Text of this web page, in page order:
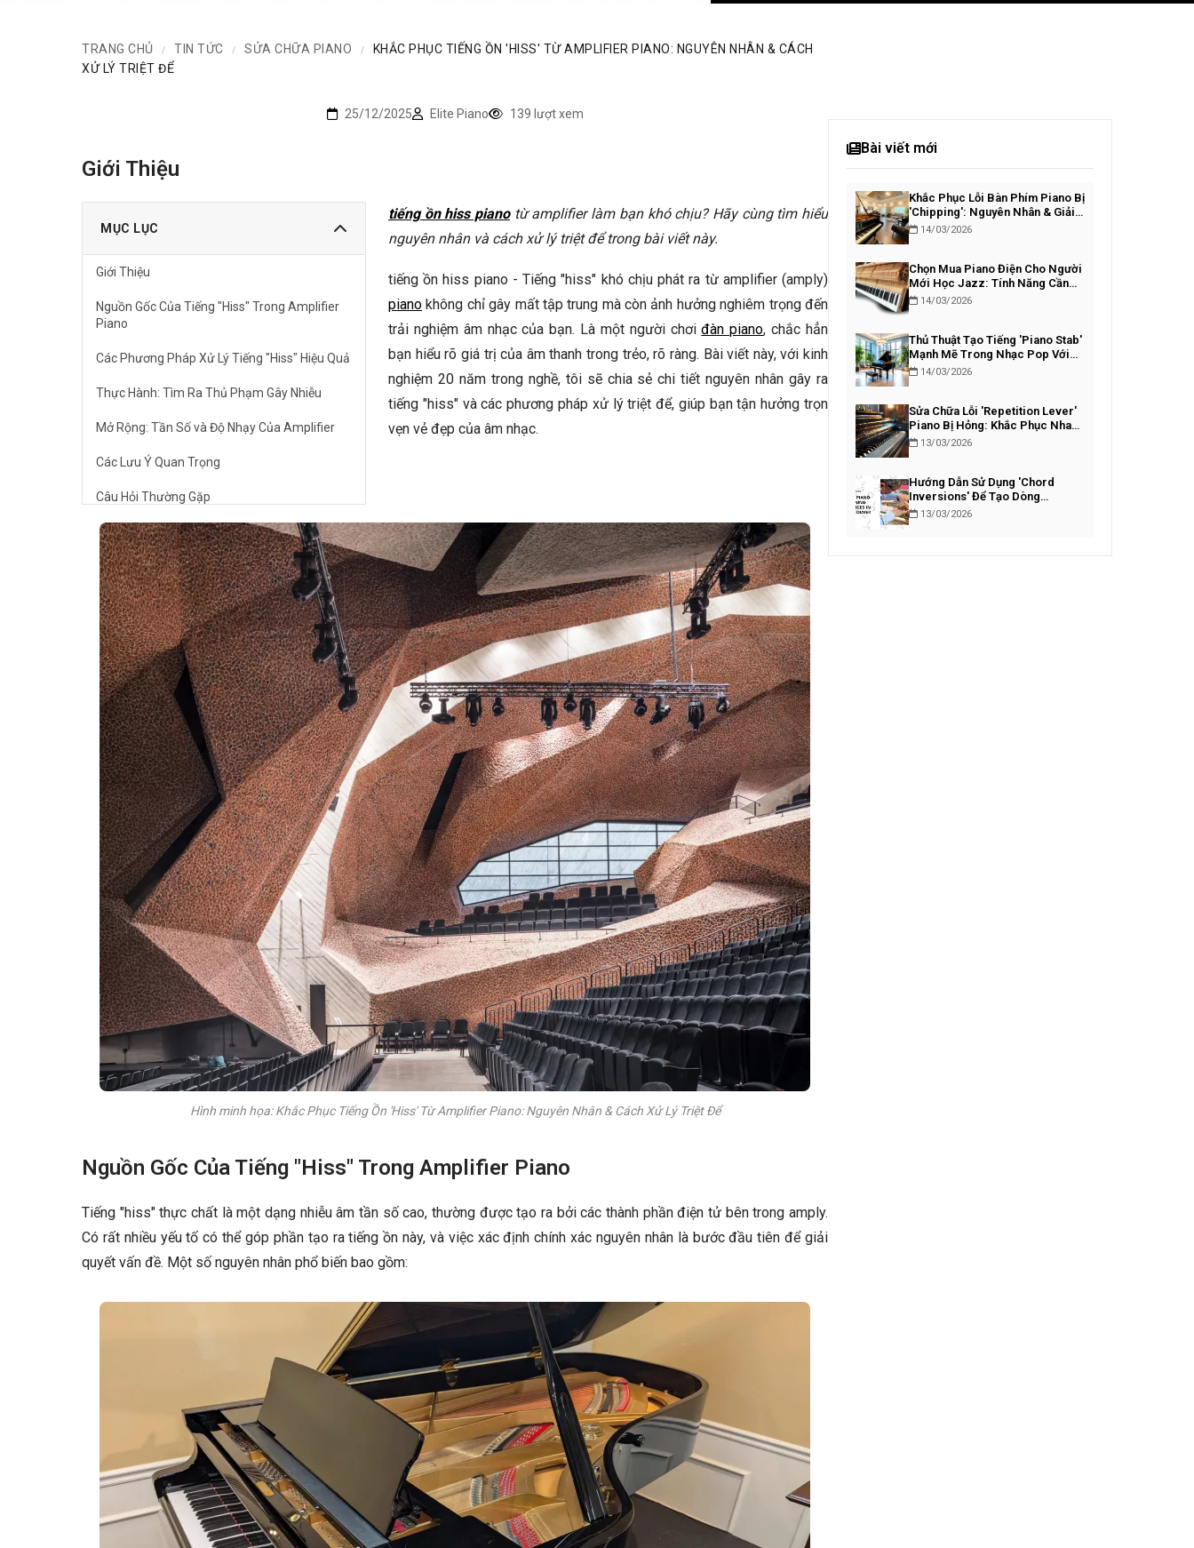
TRANG CHỦ / TIN TỨC / SỬA CHỮA PIANO /
KHẮC PHỤC TIẾNG ỒN 'HISS' TỪ AMPLIFIER PIANO: NGUYÊN NHÂN & CÁCH
XỬ LÝ TRIỆT ĐỂ
25/12/2025 Elite Piano 139 lượt xem
Giới Thiệu
MỤC LỤC
Giới Thiệu
Nguồn Gốc Của Tiếng "Hiss" Trong Amplifier
Piano
Các Phương Pháp Xử Lý Tiếng "Hiss" Hiệu Quả
Thực Hành: Tìm Ra Thủ Phạm Gây Nhiễu
Mở Rộng: Tần Số và Độ Nhạy Của Amplifier
Các Lưu Ý Quan Trọng
Câu Hỏi Thường Gặp
Tại sao tiếng "hiss" lại xuất hiện sau một
thời gian sử dụng?
Tôi đã thử tất cả các phương pháp trên
nhưng vẫn không hết tiếng "hiss", tôi nên
làm gì?
Tôi có nên sử dụng phần mềm giảm nhiễu
để loại bỏ tiếng "hiss"?
🎹 Khám Phá Piano Đẳng Cấp Tại Elite
Piano
Kết Luận
tiếng ồn hiss pianotừ amplifier làm bạn khó chịu? Hãy cùng tìm hiểu
nguyên nhân và cách xử lý triệt để trong bài viết này.
tiếng ồn hiss piano - Tiếng "hiss" khó chịu phát ra từ amplifier (amply)
piano không chỉ gây mất tập trung mà còn ảnh hưởng nghiêm trọng đến
trải nghiệm âm nhạc của bạn. Là một người chơiđàn piano, chắc hẳn
bạn hiểu rõ giá trị của âm thanh trong trẻo, rõ ràng. Bài viết này, với kinh
nghiệm 20 năm trong nghề, tôi sẽ chia sẻ chi tiết nguyên nhân gây ra
tiếng "hiss" và các phương pháp xử lý triệt để, giúp bạn tận hưởng trọn
vẹn vẻ đẹp của âm nhạc.
Hình minh họa: Khắc Phục Tiếng Ồn 'Hiss' Từ Amplifier Piano: Nguyên Nhân & Cách Xử Lý Triệt Để
Nguồn Gốc Của Tiếng "Hiss" Trong Amplifier Piano
Tiếng "hiss" thực chất là một dạng nhiễu âm tần số cao, thường được tạo ra bởi các thành phần điện tử bên trong amply.
Có rất nhiều yếu tố có thể góp phần tạo ra tiếng ồn này, và việc xác định chính xác nguyên nhân là bước đầu tiên để giải
quyết vấn đề. Một số nguyên nhân phổ biến bao gồm:
Bài viết mới
Khắc Phục Lỗi Bàn Phím Piano Bị
'Chipping': Nguyên Nhân & Giải
Pháp14/03/2026
Chọn Mua Piano Điện Cho Người
Mới Học Jazz: Tính Năng Cần
Thiết14/03/2026
Thủ Thuật Tạo Tiếng 'Piano Stab'
Mạnh Mẽ Trong Nhạc Pop Với
VST14/03/2026
Sửa Chữa Lỗi 'Repetition Lever'
Piano Bị Hỏng: Khắc Phục Nhanh
Chóng
13/03/2026
Hướng Dẫn Sử Dụng 'Chord
Inversions' Để Tạo Dòng
Bassline Piano Lôi Cuốn
13/03/2026